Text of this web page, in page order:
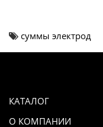
суммы электрод
КАТАЛОГ
О КОМПАНИИ